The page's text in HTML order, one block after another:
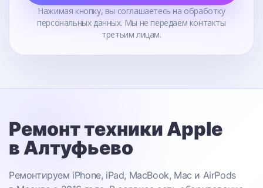
Нажимая кнопку, вы соглашаетесь на обработку
персональных данных. Мы не передаем контакты
третьим лицам.
Ремонт техники Apple
в Алтуфьево
Ремонтируем iPhone, iPad, MacBook, Mac и AirPods